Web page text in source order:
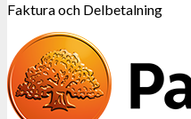
Faktura och Delbetalning